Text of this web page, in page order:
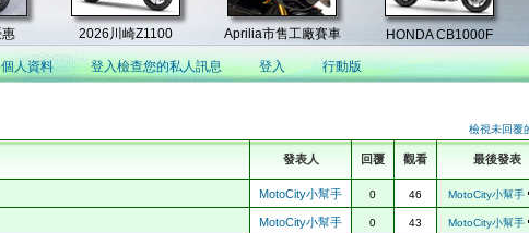
個人資料 登入檢查您的私人訊息 登入 行動版
檢視未回覆
發表人 回覆 觀看 最後發表
MotoCity小幫手 0 46 MotoCity小幫手
MotoCity小幫手 0 43 MotoCity小幫手